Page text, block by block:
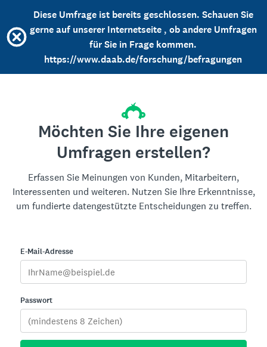
Diese Umfrage ist bereits geschlossen. Schauen Sie
gerne auf unserer Internetseite , ob andere Umfragen
für Sie in Frage kommen.
https://www.daab.de/forschung/befragungen
Möchten Sie Ihre eigenen
Umfragen erstellen?
Erfassen Sie Meinungen von Kunden, Mitarbeitern,
Interessenten und weiteren. Nutzen Sie Ihre Erkenntnisse,
um fundierte datengestützte Entscheidungen zu treffen.
E-Mail-Adresse
Passwort